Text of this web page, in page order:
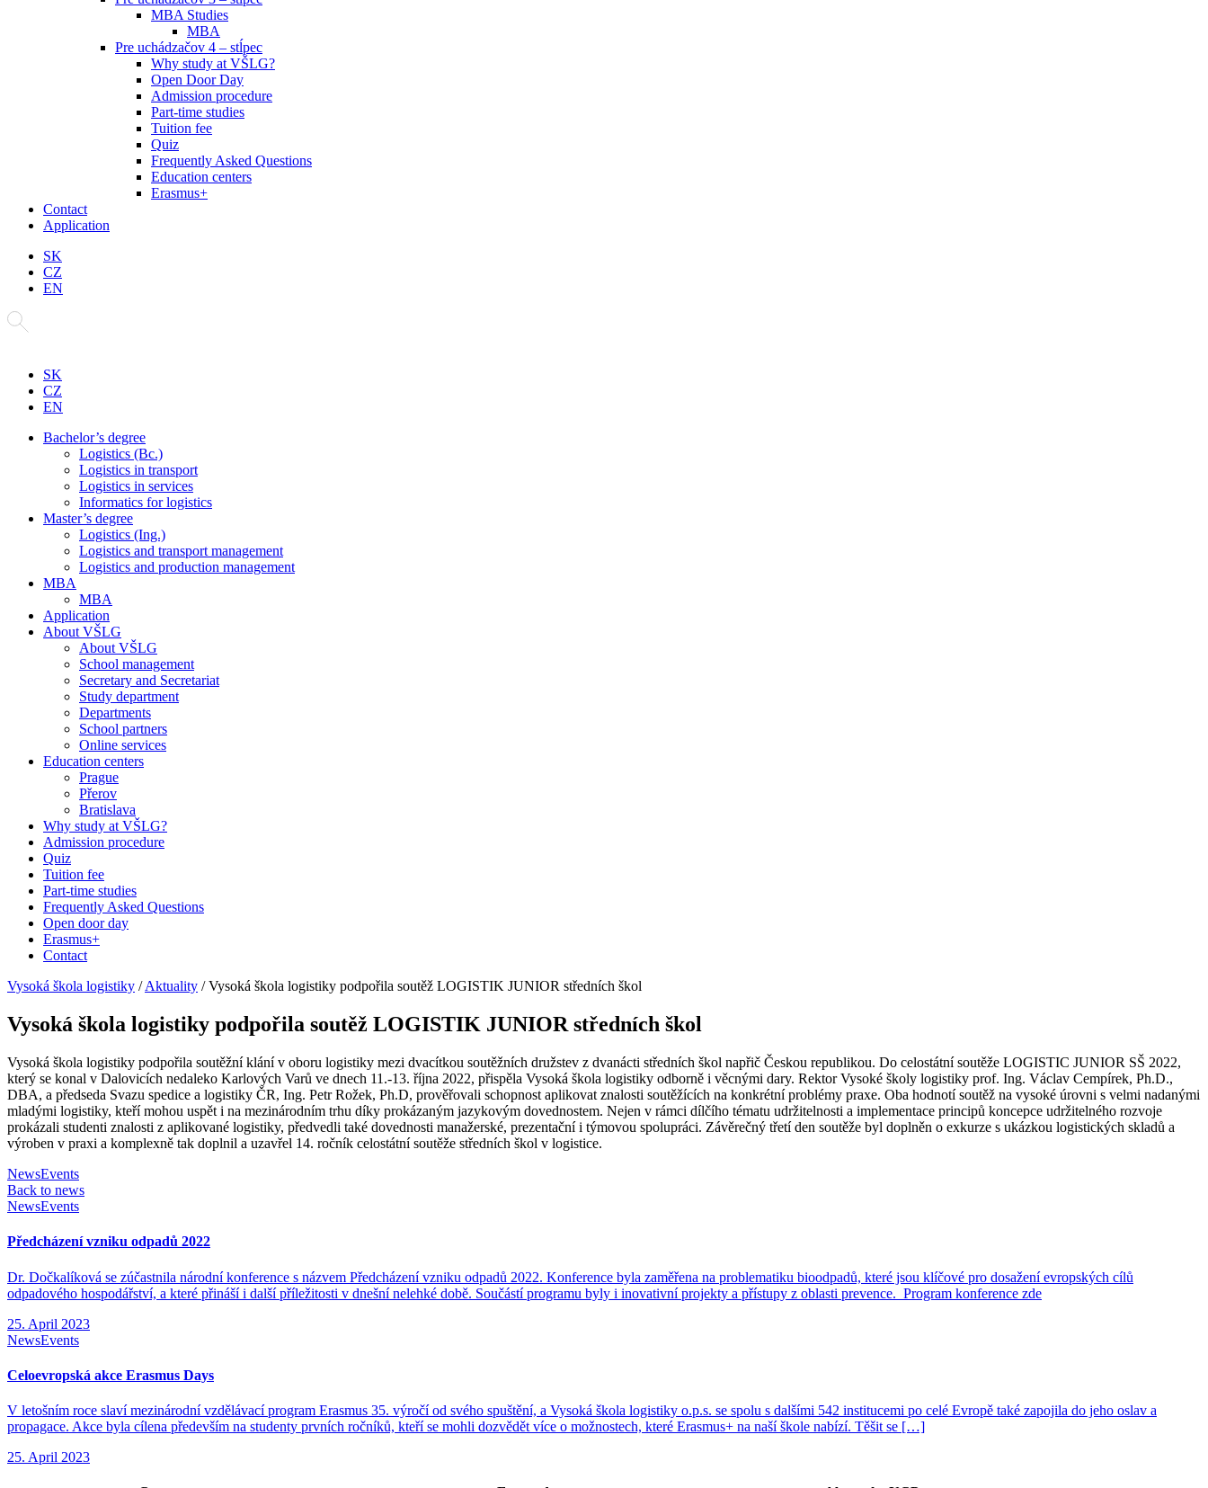
MBA Studies
MBA
Pre uchádzačov 4 – stĺpec
Why study at VŠLG?
Open Door Day
Admission procedure
Part-time studies
Tuition fee
Quiz
Frequently Asked Questions
Education centers
Erasmus+
Contact
Application
SK
CZ
EN
SK
CZ
EN
Bachelor’s degree
Logistics (Bc.)
Logistics in transport
Logistics in services
Informatics for logistics
Master’s degree
Logistics (Ing.)
Logistics and transport management
Logistics and production management
MBA
MBA
Application
About VŠLG
About VŠLG
School management
Secretary and Secretariat
Study department
Departments
School partners
Online services
Education centers
Prague
Přerov
Bratislava
Why study at VŠLG?
Admission procedure
Quiz
Tuition fee
Part-time studies
Frequently Asked Questions
Open door day
Erasmus+
Contact
Vysoká škola logistiky /Aktuality /Vysoká škola logistiky podpořila soutěž LOGISTIK JUNIOR středních škol
Vysoká škola logistiky podpořila soutěž LOGISTIK JUNIOR středních škol
Vysoká škola logistiky podpořila soutěžní klání v oboru logistiky mezi dvacítkou soutěžních družstev z dvanácti středních škol napřič Českou republikou. Do celostátní soutěže LOGISTIC JUNIOR SŠ 2022,
který se konal v Dalovicích nedaleko Karlových Varů ve dnech 11.-13. října 2022, přispěla Vysoká škola logistiky odborně i věcnými dary. Rektor Vysoké školy logistiky prof. Ing. Václav Cempírek, Ph.D.,
DBA, a předseda Svazu spedice a logistiky ČR, Ing. Petr Rožek, Ph.D, prověřovali schopnost aplikovat znalosti soutěžících na konkrétní problémy praxe. Oba hodnotí soutěž na vysoké úrovni s velmi nadanými
mladými logistiky, kteří mohou uspět i na mezinárodním trhu díky prokázaným jazykovým dovednostem. Nejen v rámci dílčího tématu udržitelnosti a implementace principů koncepce udržitelného rozvoje
prokázali studenti znalosti z aplikované logistiky, předvedli také dovednosti manažerské, prezentační i týmovou spolupráci. Závěrečný třetí den soutěže byl doplněn o exkurze s ukázkou logistických skladů a
výroben v praxi a komplexně tak doplnil a uzavřel 14. ročník celostátní soutěže středních škol v logistice.
NewsEvents
Back to news
NewsEvents
Předcházení vzniku odpadů 2022
Dr. Dočkalíková se zúčastnila národní konference s názvem Předcházení vzniku odpadů 2022. Konference byla zaměřena na problematiku bioodpadů, které jsou klíčové pro dosažení evropských cílů
odpadového hospodářství, a které přináší i další příležitosti v dnešní nelehké době. Součástí programu byly i inovativní projekty a přístupy z oblasti prevence. Program konference zde
25. April 2023
NewsEvents
Celoevropská akce Erasmus Days
V letošním roce slaví mezinárodní vzdělávací program Erasmus 35. výročí od svého spuštění, a Vysoká škola logistiky o.p.s. se spolu s dalšími 542 institucemi po celé Evropě také zapojila do jeho oslav a
propagace. Akce byla cílena především na studenty prvních ročníků, kteří se mohli dozvědět více o možnostech, které Erasmus+ na naší škole nabízí. Těšit se […]
25. April 2023